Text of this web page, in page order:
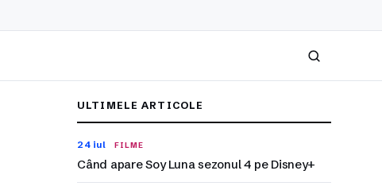
Caută
ULTIMELE ARTICOLE
24 iul FILME
Când apare Soy Luna sezonul 4 pe Disney+